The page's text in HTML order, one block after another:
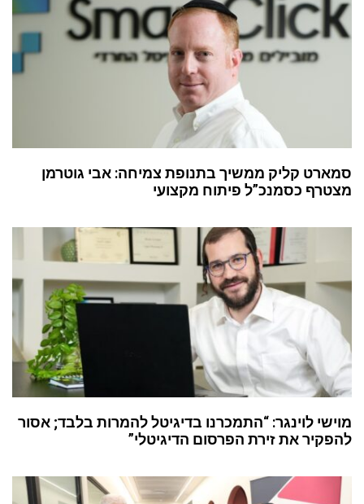
סמארט קליק ממשיך בתנופת צמיחה: אבי גוטרמן
מצטרף כסמנכ”ל פיתוח מקצועי
מוישי לוינגר: “התמכרנו בדיגיטל להמרות בלבד; אסור
להפקיר את זירת הפרסום הדיגיטלי”